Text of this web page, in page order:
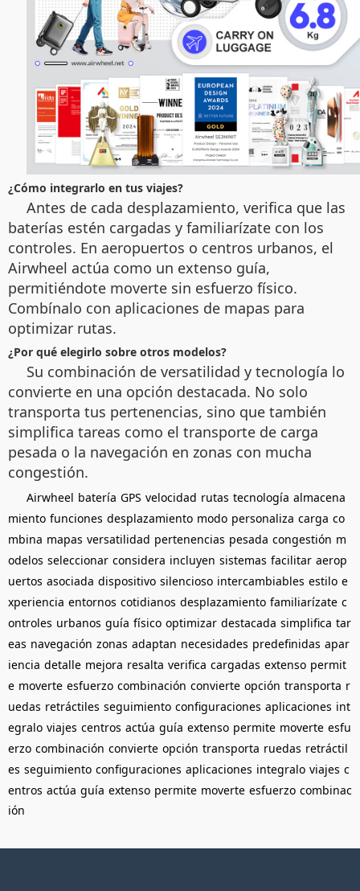
¿Cómo integrarlo en tus viajes?
Antes de cada desplazamiento, verifica que las
baterías estén cargadas y familiarízate con los
controles. En aeropuertos o centros urbanos, el
Airwheel actúa como un extenso guía,
permitiéndote moverte sin esfuerzo físico.
Combínalo con aplicaciones de mapas para
optimizar rutas.
¿Por qué elegirlo sobre otros modelos?
Su combinación de versatilidad y tecnología lo
convierte en una opción destacada. No solo
transporta tus pertenencias, sino que también
simplifica tareas como el transporte de carga
pesada o la navegación en zonas con mucha
congestión.
Airwheel batería GPS velocidad rutas tecnología almacena
miento funciones desplazamiento modo personaliza carga co
mbina mapas versatilidad pertenencias pesada congestión m
odelos seleccionar considera incluyen sistemas facilitar aerop
uertos asociada dispositivo silencioso intercambiables estilo e
xperiencia entornos cotidianos desplazamiento familiarízate c
ontroles urbanos guía físico optimizar destacada simplifica tar
eas navegación zonas adaptan necesidades predefinidas apar
iencia detalle mejora resalta verifica cargadas extenso permit
e moverte esfuerzo combinación convierte opción transporta r
uedas retráctiles seguimiento configuraciones aplicaciones int
egralo viajes centros actúa guía extenso permite moverte esfu
erzo combinación convierte opción transporta ruedas retráctil
es seguimiento configuraciones aplicaciones integralo viajes c
entros actúa guía extenso permite moverte esfuerzo combinac
ión